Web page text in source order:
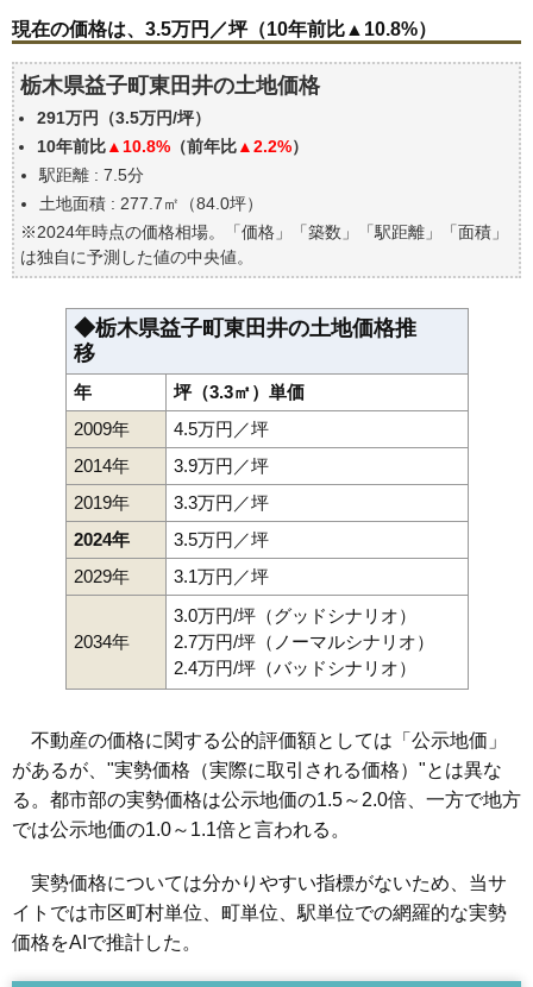
価格を詳細に分析しよう
栃木県益子町東田井の土地の過去の売買事例
公示地価はいくら
エリアの将来性を人口予想から検討しよう
自分の年収でいくらの不動産が買える？
現在の価格は、3.5万円／坪（10年前比▲10.8%）
栃木県益子町東田井の土地価格
291万円（3.5万円/坪）
10年前比▲10.8% （前年比▲2.2%）
駅距離 : 7.5分
土地面積 : 277.7㎡（84.0坪）
※2024年時点の価格相場。「価格」「築数」「駅距離」「面積」
は独自に予測した値の中央値。
◆栃木県益子町東田井の土地価格推
移
年
坪（3.3㎡）単価
2009年
4.5万円／坪
2014年
3.9万円／坪
2019年
3.3万円／坪
2024年
3.5万円／坪
2029年
3.1万円／坪
2034年
3.0万円/坪（グッドシナリオ）
2.7万円/坪（ノーマルシナリオ）
2.4万円/坪（バッドシナリオ）
不動産の価格に関する公的評価額としては「公示地価」
があるが、"実勢価格（実際に取引される価格）"とは異な
る。都市部の実勢価格は公示地価の1.5～2.0倍、一方で地方
では公示地価の1.0～1.1倍と言われる。
実勢価格については分かりやすい指標がないため、当サ
イトでは市区町村単位、町単位、駅単位での網羅的な実勢
価格をAIで推計した。